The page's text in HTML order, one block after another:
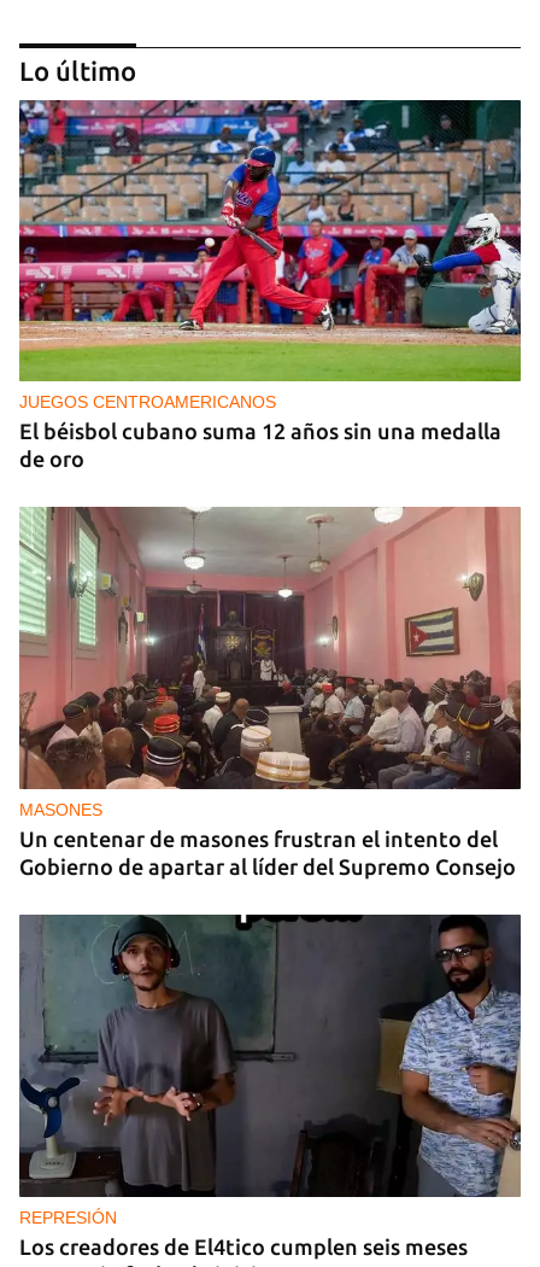
NICARAGUA
EE UU propone a la OEA convocar a los
cancilleres para "tomar medidas" contra las
decisiones de Ortega
Lo último
JUEGOS CENTROAMERICANOS
El béisbol cubano suma 12 años sin una medalla
de oro
MASONES
Un centenar de masones frustran el intento del
Gobierno de apartar al líder del Supremo Consejo
REPRESIÓN
Los creadores de El4tico cumplen seis meses